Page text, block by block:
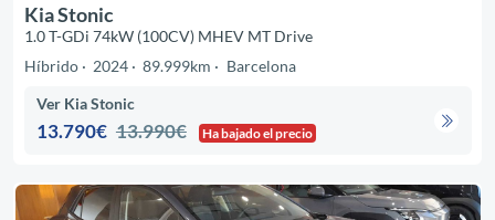
Kia Stonic
1.0 T-GDi 74kW (100CV) MHEV MT Drive
Híbrido
2024 89.999km Barcelona
Ver Kia Stonic
13.790€ 13.990€ Ha bajado el precio